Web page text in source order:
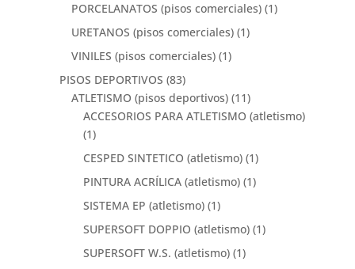
PORCELANATOS (pisos comerciales) (1)
URETANOS (pisos comerciales) (1)
VINILES (pisos comerciales) (1)
PISOS DEPORTIVOS (83)
ATLETISMO (pisos deportivos) (11)
ACCESORIOS PARA ATLETISMO (atletismo)
(1)
CESPED SINTETICO (atletismo) (1)
PINTURA ACRÍLICA (atletismo) (1)
SISTEMA EP (atletismo) (1)
SUPERSOFT DOPPIO (atletismo) (1)
SUPERSOFT W.S. (atletismo) (1)